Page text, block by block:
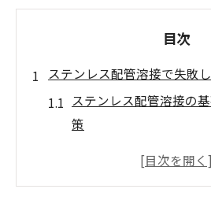
目次
ステンレス配管溶接で失敗
ステンレス配管溶接の
策
ステンレスパイプ溶接